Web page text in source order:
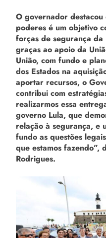
O governador
poderes é um objetivo
forças de segurança
graças ao apoio da
União, com fundo e
dos Estados na
aportar recursos, o
contribui com
realizarmos essa
governo Lula, que
relação à segurança, e
fundo as questões
que estamos fazendo”,
Rodrigues.